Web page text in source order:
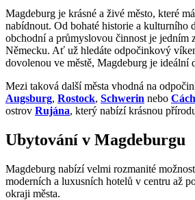
Magdeburg je krásné a živé město, které
nabídnout. Od bohaté historie a kulturního
obchodní a průmyslovou činnost je jedním
Německu. Ať už hledáte odpočinkový
dovolenou ve městě, Magdeburg je ideální
Mezi taková další města vhodná na
Augsburg, Rostock, Schwerin nebo
ostrov Rujána, který nabízí krásnou
Ubytování v Magdeburgu
Magdeburg nabízí velmi rozmanité
moderních a luxusních hotelů v centru až
okraji města.